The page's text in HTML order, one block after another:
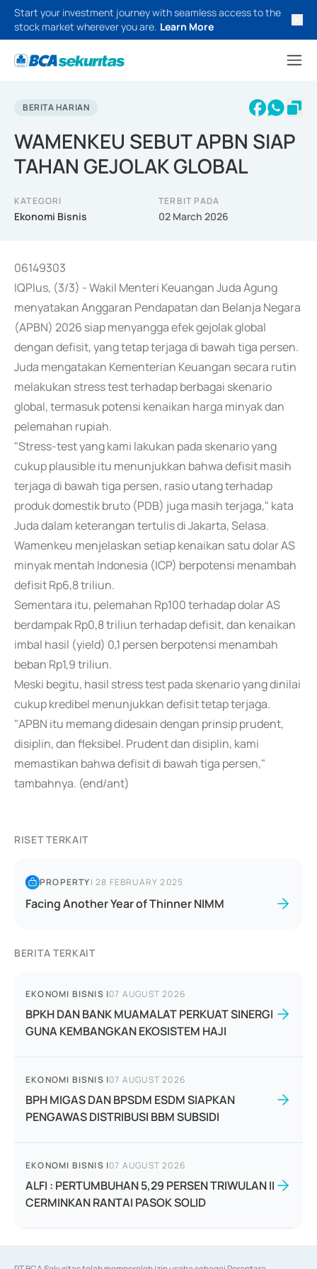
Start your investment journey with seamless access to the
stock market wherever you are. Learn More
BERITA HARIAN
WAMENKEU SEBUT APBN SIAP
TAHAN GEJOLAK GLOBAL
KATEGORI
Ekonomi Bisnis
TERBIT PADA
02 March 2026
06149303
IQPlus, (3/3) - Wakil Menteri Keuangan Juda Agung
menyatakan Anggaran Pendapatan dan Belanja Negara
(APBN) 2026 siap menyangga efek gejolak global
dengan defisit, yang tetap terjaga di bawah tiga persen.
Juda mengatakan Kementerian Keuangan secara rutin
melakukan stress test terhadap berbagai skenario
global, termasuk potensi kenaikan harga minyak dan
pelemahan rupiah.
"Stress-test yang kami lakukan pada skenario yang
cukup plausible itu menunjukkan bahwa defisit masih
terjaga di bawah tiga persen, rasio utang terhadap
produk domestik bruto (PDB) juga masih terjaga," kata
Juda dalam keterangan tertulis di Jakarta, Selasa.
Wamenkeu menjelaskan setiap kenaikan satu dolar AS
minyak mentah Indonesia (ICP) berpotensi menambah
defisit Rp6,8 triliun.
Sementara itu, pelemahan Rp100 terhadap dolar AS
berdampak Rp0,8 triliun terhadap defisit, dan kenaikan
imbal hasil (yield) 0,1 persen berpotensi menambah
beban Rp1,9 triliun.
Meski begitu, hasil stress test pada skenario yang dinilai
cukup kredibel menunjukkan defisit tetap terjaga.
"APBN itu memang didesain dengan prinsip prudent,
disiplin, dan fleksibel. Prudent dan disiplin, kami
memastikan bahwa defisit di bawah tiga persen,"
tambahnya. (end/ant)
RISET TERKAIT
PROPERTY|28 FEBRUARY 2025
Facing Another Year of Thinner NIMM
BERITA TERKAIT
EKONOMI BISNIS |07 AUGUST 2026
BPKH DAN BANK MUAMALAT PERKUAT SINERGI
GUNA KEMBANGKAN EKOSISTEM HAJI
EKONOMI BISNIS |07 AUGUST 2026
BPH MIGAS DAN BPSDM ESDM SIAPKAN
PENGAWAS DISTRIBUSI BBM SUBSIDI
EKONOMI BISNIS |07 AUGUST 2026
ALFI : PERTUMBUHAN 5,29 PERSEN TRIWULAN II
CERMINKAN RANTAI PASOK SOLID